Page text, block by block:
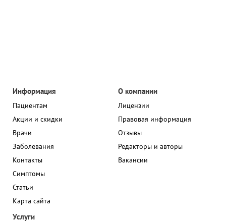
Информация
Пациентам
Акции и скидки
Врачи
Заболевания
Контакты
Симптомы
Статьи
Карта сайта
О компании
Лицензии
Правовая информация
Отзывы
Редакторы и авторы
Вакансии
Услуги